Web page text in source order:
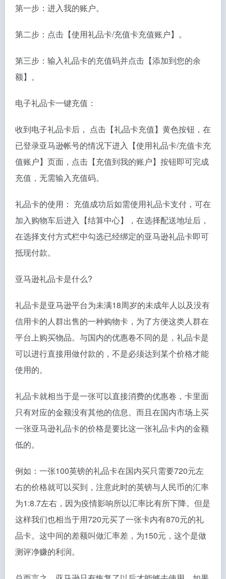
第一步：进入我的账户。
第二步：点击【使用礼品卡/充值卡充值账户】。
第三步：输入礼品卡的充值码并点击【添加到您的余
额】。
电子礼品卡一键充值：
收到电子礼品卡后， 点击【礼品卡充值】黄色按钮，在
已登录亚马逊帐号的情况下进入【使用礼品卡/充值卡充
值账户】页面，点击【充值到我的账户】按钮即可完成
充值，无需输入充值码。
礼品卡的使用： 充值成功后如需使用礼品卡支付，可在
加入购物车后进入【结算中心】，在选择配送地址后，
在选择支付方式栏中勾选已经绑定的亚马逊礼品卡即可
抵现付款。
亚马逊礼品卡是什么?
礼品卡是亚马逊平台为未满18周岁的未成年人以及没有
信用卡的人群出售的一种购物卡，为了方便这类人群在
平台上购买物品。与国内的优惠卷不同的是，礼品卡是
可以进行直接用做付款的，不是必须达到某个价格才能
使用的。
礼品卡就相当于是一张可以直接消费的优惠卷，卡里面
只有对应的金额没有其他的信息。而且在国内市场上买
一张亚马逊礼品卡的价格是要比这一张礼品卡内的金额
低的。
例如：一张100英镑的礼品卡在国内买只需要720元左
右的价格就可以买到，注意此时的英镑与人民币的汇率
为1:8.7左右，因为疫情影响所以汇率比有所下降。但是
这样我们也相当于用720元买了一张卡内有870元的礼
品卡。这中间的差额叫做汇率差，为150元，这个是做
测评净赚的利润。